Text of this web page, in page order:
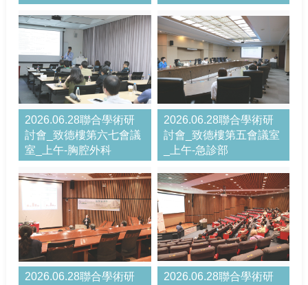
2026.06.28聯合學術研
討會_致德樓第六七會議
室_上午-胸腔外科
2026.06.28聯合學術研
討會_致德樓第五會議室
_上午-急診部
2026.06.28聯合學術研
2026.06.28聯合學術研